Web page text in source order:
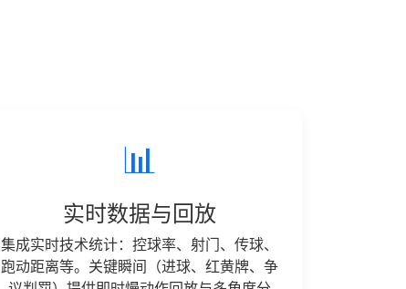
📊
实时数据与回放
集成实时技术统计：控球率、射门、传球、
跑动距离等。关键瞬间（进球、红黄牌、争